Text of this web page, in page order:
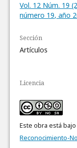
Vol. 12 Núm. 19
número 19, año
Sección
Artículos
Licencia
Este obra está
Reconocimiento-